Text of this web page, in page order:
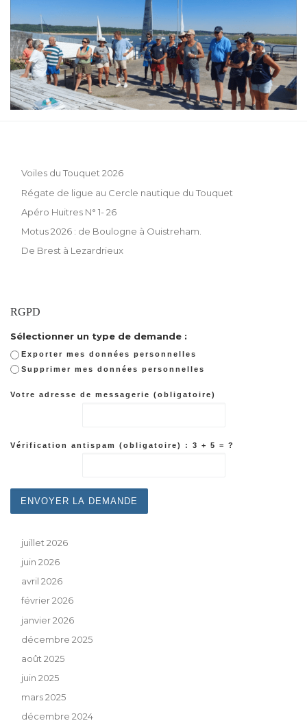
Voiles du Touquet 2026
Régate de ligue au Cercle nautique du Touquet
Apéro Huitres N° 1- 26
Motus 2026 : de Boulogne à Ouistreham.
De Brest à Lezardrieux
RGPD
Sélectionner un type de demande :
Exporter mes données personnelles
Supprimer mes données personnelles
Votre adresse de messagerie (obligatoire)
Vérification antispam (obligatoire) : 3 + 5 = ?
juillet 2026
juin 2026
avril 2026
février 2026
janvier 2026
décembre 2025
août 2025
juin 2025
mars 2025
décembre 2024